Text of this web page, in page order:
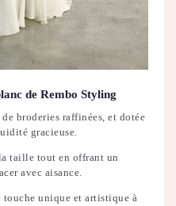
de Rembo Styling
broderies raffinées, et dotée
gracieuse.
taille tout en offrant un
avec aisance.
unique et artistique à